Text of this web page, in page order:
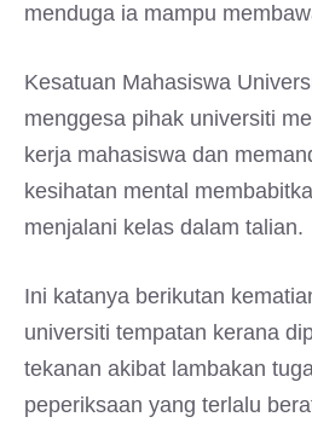
menduga ia mampu
Kesatuan Mahasiswa
menggesa pihak universiti
kerja mahasiswa dan
kesihatan mental
menjalani kelas dalam talian.
Ini katanya berikutan
universiti tempatan kerana
tekanan akibat lambakan
peperiksaan yang terlalu